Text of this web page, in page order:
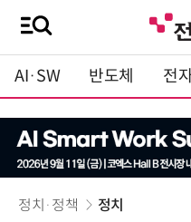
AI·SW 반도체 전
정치·정책 정치